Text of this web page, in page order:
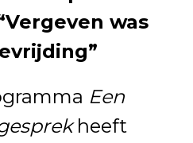
was
Een
heeft